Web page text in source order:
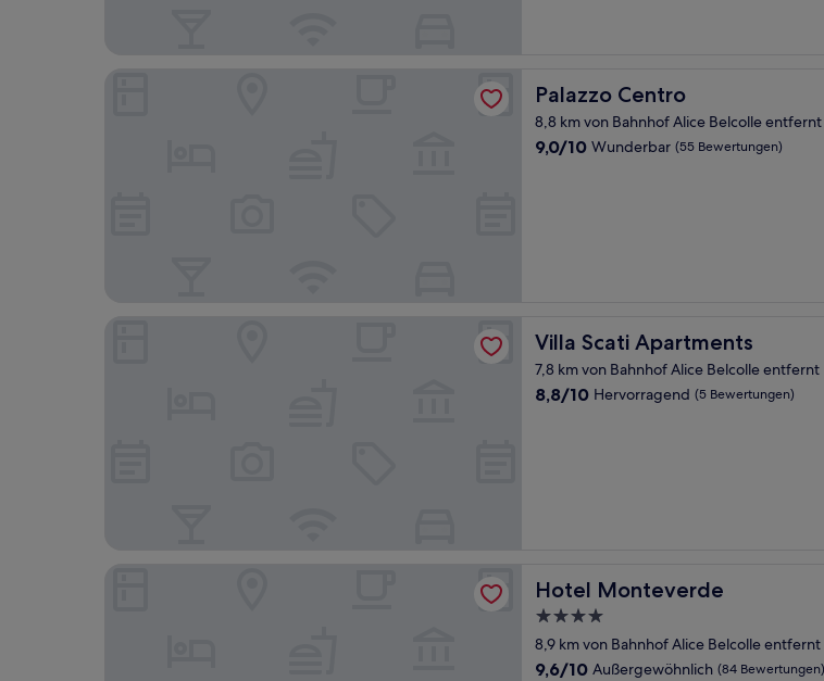
Palazzo Centro
Palazzo Centro
8,8 km von Bahnhof Alice Belcolle entfernt
9.0
9,0/10 Wunderbar (55 Bewertungen)
Villa Scati Apartments
Villa Scati Apartments
7,8 km von Bahnhof Alice Belcolle entfernt
8.8
8,8/10 Hervorragend (5 Bewertungen)
Hotel Monteverde
Hotel Monteverde
4.0-
Sterne-
Unterkunft
8,9 km von Bahnhof Alice Belcolle entfernt
9.6
9,6/10 Außergewöhnlich (84 Bewertungen)